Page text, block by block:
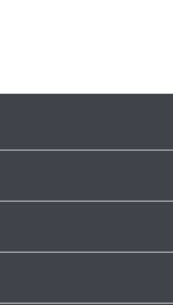
אותו אל מול
ורגשותיהם .
לעבודות
ישאירו